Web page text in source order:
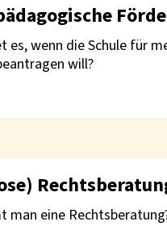
es, wenn die Schule für
will?
man eine